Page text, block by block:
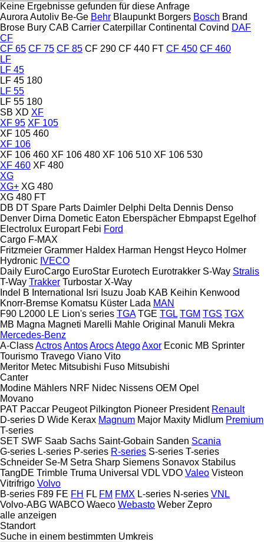
Keine Ergebnisse gefunden für diese Anfrage
Aurora Autoliv Be-Ge Behr Blaupunkt Borgers Bosch Brand
Brose Bury CAB Carrier Caterpillar Continental Covind DAF
CF
CF 65 CF 75 CF 85 CF 290 CF 440 FT CF 450 CF 460
LF
LF 45
LF 45 180
LF 55
LF 55 180
SB XD XF
XF 95 XF 105
XF 105 460
XF 106
XF 106 460 XF 106 480 XF 106 510 XF 106 530
XF 460 XF 480
XG
XG+ XG 480
XG 480 FT
DB DT Spare Parts Daimler Delphi Delta Dennis Denso
Denver Dirna Dometic Eaton Eberspächer Ebmpapst Egelhof
Electrolux Europart Febi Ford
Cargo F-MAX
Fritzmeier Grammer Haldex Harman Hengst Heyco Holmer
Hydronic IVECO
Daily EuroCargo EuroStar Eurotech Eurotrakker S-Way Stralis
T-Way Trakker Turbostar X-Way
Indel B International Isri Isuzu Joab KAB Keihin Kenwood
Knorr-Bremse Komatsu Küster Lada MAN
F90 L2000 LE Lion's series TGA TGE TGL TGM TGS TGX
MB Magna Magneti Marelli Mahle Original Manuli Mekra
Mercedes-Benz
A-ClassActrosAntosArocsAtegoAxor Econic MB Sprinter
Tourismo Travego Viano Vito
Meritor Metec Mitsubishi Fuso Mitsubishi
Canter
Modine Mählers NRF Nidec Nissens OEM Opel
Movano
PAT Paccar Peugeot Pilkington Pioneer President Renault
D-series D Wide Kerax Magnum Major Maxity Midlum Premium
T-series
SET SWF Saab Sachs Saint-Gobain Sanden Scania
G-series L-series P-series R-series S-series T-series
Schneider Se-M Setra Sharp Siemens Sonavox Stabilus
TangDE Trimble Truma Universal VDL VDO Valeo Visteon
Vitrifrigo Volvo
B-series F89 FE FH FL FM FMX L-series N-series VNL
Volvo-ABG WABCO Waeco Webasto Weber Zepro
alle anzeigen
Standort
Suche in einem bestimmten Umkreis